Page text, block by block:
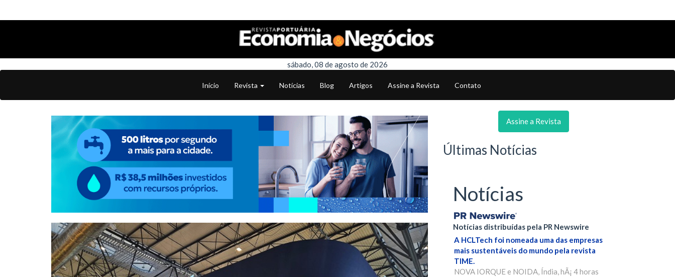
sábado, 08 de agosto de 2026
Início Revista Notícias Blog Artigos Assine a Revista Contato
Assine a Revista
Últimas Notícias
Notícias
Notícias distribuídas pela PR Newswire
A HCLTech foi nomeada uma das empresas
mais sustentáveis do mundo pela revista
TIME.
NOVA IORQUE e NOIDA, Índia, hÃ¡ 4 horas